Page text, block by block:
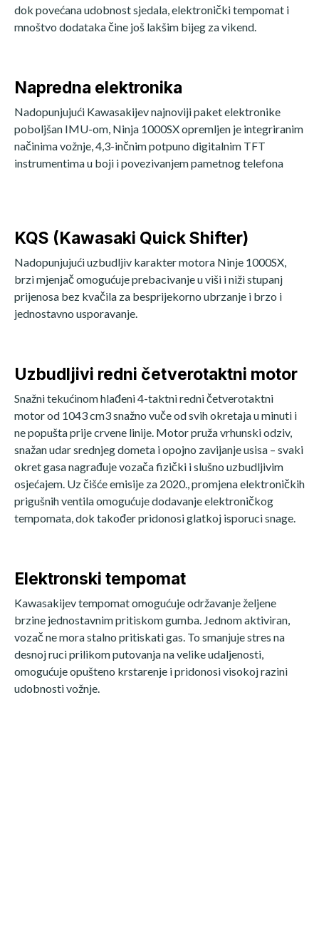
dok povećana udobnost sjedala, elektronički tempomat i
mnoštvo dodataka čine još lakšim bijeg za vikend.
Napredna elektronika
Nadopunjujući Kawasakijev najnoviji paket elektronike
poboljšan IMU-om, Ninja 1000SX opremljen je integriranim
načinima vožnje, 4,3-inčnim potpuno digitalnim TFT
instrumentima u boji i povezivanjem pametnog telefona
KQS (Kawasaki Quick Shifter)
Nadopunjujući uzbudljiv karakter motora Ninje 1000SX,
brzi mjenjač omogućuje prebacivanje u viši i niži stupanj
prijenosa bez kvačila za besprijekorno ubrzanje i brzo i
jednostavno usporavanje.
Uzbudljivi redni četverotaktni motor
Snažni tekućinom hlađeni 4-taktni redni četverotaktni
motor od 1043 cm3 snažno vuče od svih okretaja u minuti i
ne popušta prije crvene linije. Motor pruža vrhunski odziv,
snažan udar srednjeg dometa i opojno zavijanje usisa – svaki
okret gasa nagrađuje vozača fizički i slušno uzbudljivim
osjećajem. Uz čišće emisije za 2020., promjena elektroničkih
prigušnih ventila omogućuje dodavanje elektroničkog
tempomata, dok također pridonosi glatkoj isporuci snage.
Elektronski tempomat
Kawasakijev tempomat omogućuje održavanje željene
brzine jednostavnim pritiskom gumba. Jednom aktiviran,
vozač ne mora stalno pritiskati gas. To smanjuje stres na
desnoj ruci prilikom putovanja na velike udaljenosti,
omogućuje opušteno krstarenje i pridonosi visokoj razini
udobnosti vožnje.